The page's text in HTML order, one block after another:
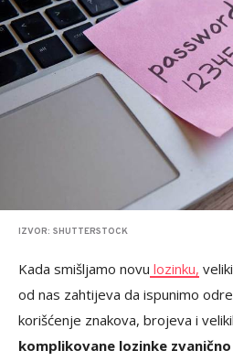
IZVOR: SHUTTERSTOCK
Kada smišljamo novu lozinku,
od nas zahtijeva da ispunimo
korišćenje znakova, brojeva i
komplikovane lozinke